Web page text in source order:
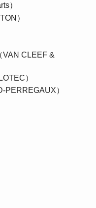
）
）
VAN CLEEF &
）
PERREGAUX）